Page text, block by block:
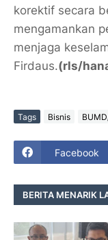
korektif secara
mengamankan
menjaga
Firdaus.(rls/
Tags Bisnis
Facebook
BERITA MENARIK